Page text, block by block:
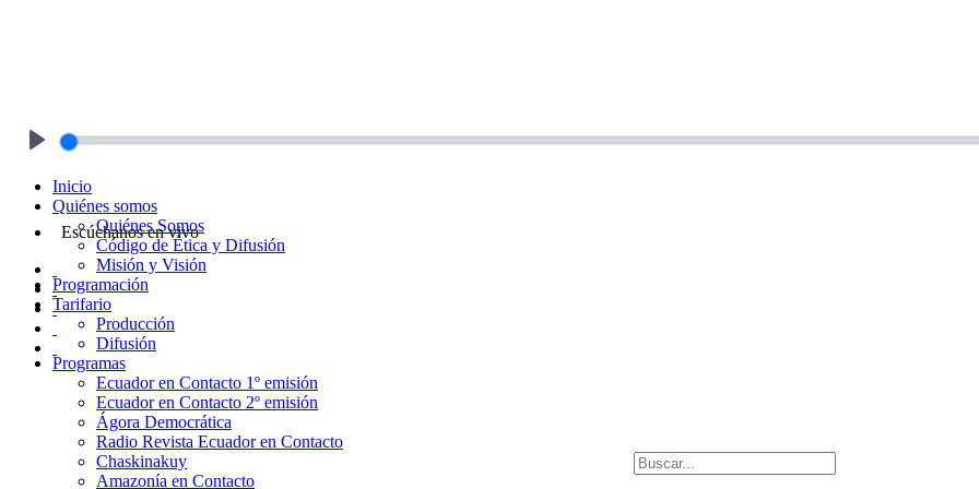
Escúchanos en vivo
Inicio
Quiénes somos
Quiénes Somos
Código de Ética y Difusión
Misión y Visión
Programación
Tarifario
Producción
Difusión
Programas
Ecuador en Contacto 1º emisión
Ecuador en Contacto 2º emisión
Ágora Democrática
Radio Revista Ecuador en Contacto
Chaskinakuy
Amazonía en Contacto